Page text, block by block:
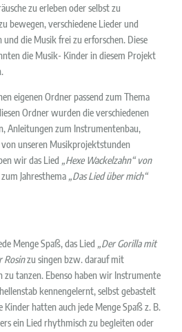
zu erleben oder selbst zu
bewegen, verschiedene Lieder und
die Musik frei zu erforschen. Diese
die Musik- Kinder in diesem Projekt
eigenen Ordner passend zum Thema
Ordner wurden die verschiedenen
Anleitungen zum Instrumentenbau,
unseren Musikprojektstunden
wir das Lied „Hexe Wackelzahn“ von
Jahresthema „Das Lied über mich“
Menge Spaß, das Lied „Der Gorilla mit
Rosinzu singen bzw. darauf mit
zu tanzen. Ebenso haben wir Instrumente
kennengelernt, selbst gebastelt
hatten auch jede Menge Spaß z. B.
ein Lied rhythmisch zu begleiten oder